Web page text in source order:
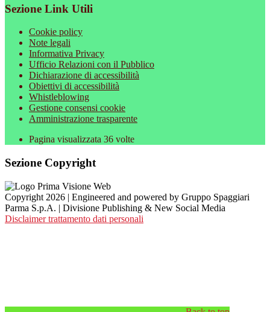
Sezione Link Utili
Cookie policy
Note legali
Informativa Privacy
Ufficio Relazioni con il Pubblico
Dichiarazione di accessibilità
Obiettivi di accessibilità
Whistleblowing
Gestione consensi cookie
Amministrazione trasparente
Pagina visualizzata 36 volte
Sezione Copyright
Copyright 2026 | Engineered and powered by Gruppo Spaggiari
Parma S.p.A. | Divisione Publishing & New Social Media
Disclaimer trattamento dati personali